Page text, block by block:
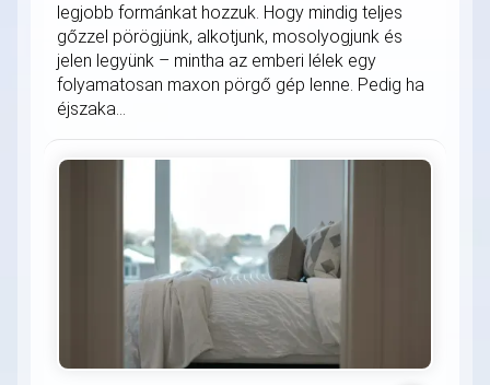
legjobb formánkat hozzuk. Hogy mindig teljes
gőzzel pörögjünk, alkotjunk, mosolyogjunk és
jelen legyünk – mintha az emberi lélek egy
folyamatosan maxon pörgő gép lenne. Pedig ha
éjszaka...